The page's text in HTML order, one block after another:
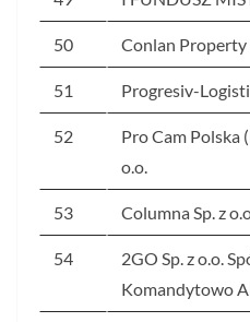
50 Conlan Property
51 Progresiv-
52
Pro Cam Polska
o.o.
53 Columna Sp. z
54
2GO Sp. z o.o.
Komandytowo